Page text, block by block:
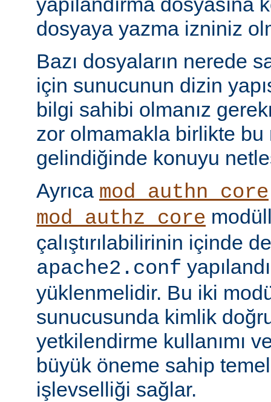
dosyaya yazma izniniz
Bazı dosyaların nerede
için sunucunun dizin
bilgi sahibi olmanız
zor olmamakla birlikte bu
gelindiğinde konuyu
Ayrıca mod_authn_core
mod_authz_core
çalıştırılabilirinin içinde
apache2.conf
yüklenmelidir. Bu iki
sunucusunda kimlik
yetkilendirme kullanımı
büyük öneme sahip
işlevselliği sağlar.